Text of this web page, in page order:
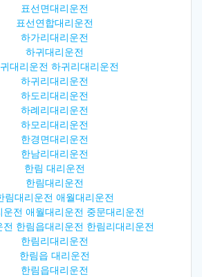
표선면대리운전
표선연합대리운전
하가리대리운전
하귀대리운전
대리운전 하귀리대리운전
하귀리대리운전
하도리대리운전
하례리대리운전
하모리대리운전
한경면대리운전
한남리대리운전
한림 대리운전
한림대리운전
림대리운전 애월대리운전
운전 애월대리운전 중문대리운전
전 한림읍대리운전 한림리대리운전
한림리대리운전
한림읍 대리운전
한림읍대리운전